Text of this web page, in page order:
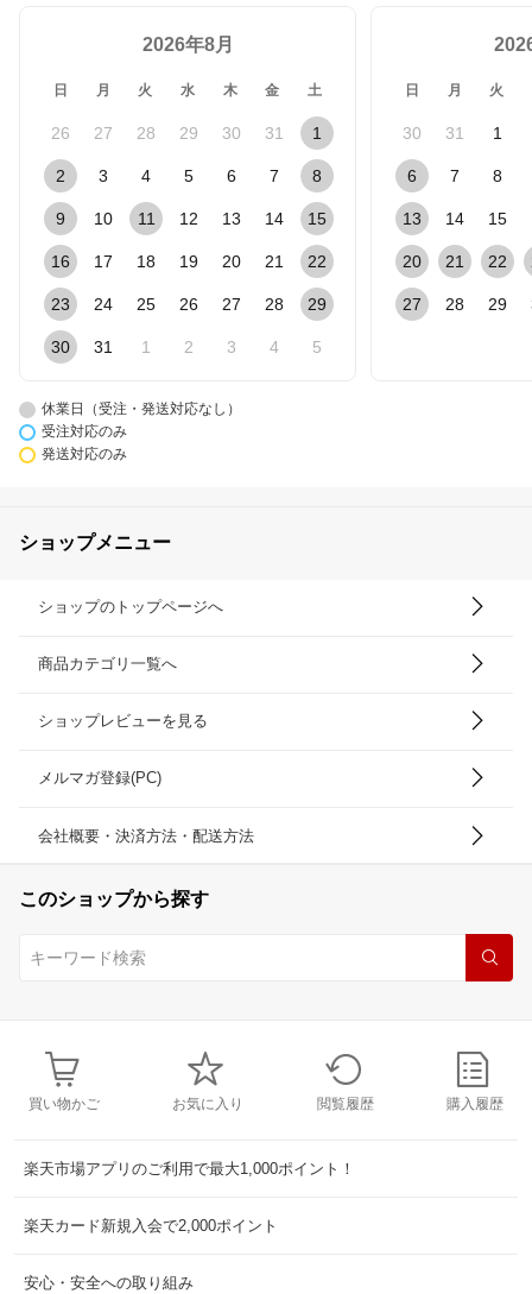
2026年8月
日 月 火 水 木 金 土
26 27 28 29 30 31 1
2 3 4 5 6 7 8
9 10 11 12 13 14 15
16 17 18 19 20 21 22
23 24 25 26 27 28 29
30 31 1 2 3 4 5
日 月 火
30 31 1
6 7 8
13 14 15
20 21 22
27 28 29
休業日（受注・発送対応なし）
受注対応のみ
発送対応のみ
ショップメニュー
ショップのトップページへ
商品カテゴリ一覧へ
ショップレビューを見る
メルマガ登録(PC)
会社概要・決済方法・配送方法
このショップから探す
買い物かご お気に入り 閲覧履歴 購入履歴
楽天市場アプリのご利用で最大1,000ポイント！
楽天カード新規入会で2,000ポイント
安心・安全への取り組み